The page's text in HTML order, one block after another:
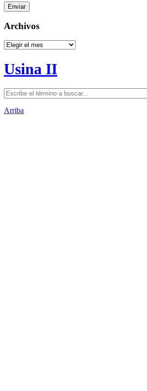
Archivos
Archivos
Usina II
Arriba